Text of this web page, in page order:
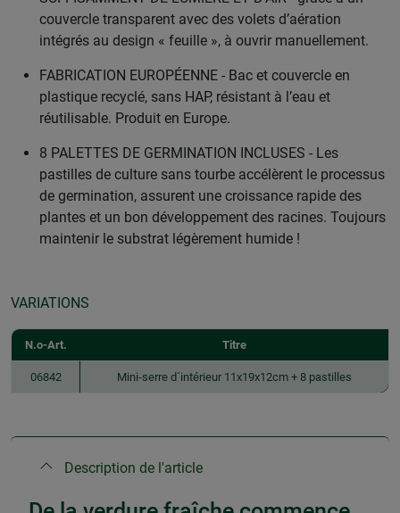
couvercle transparent avec des volets d’aération
intégrés au design « feuille », à ouvrir manuellement.
FABRICATION EUROPÉENNE - Bac et couvercle en
plastique recyclé, sans HAP, résistant à l’eau et
réutilisable. Produit en Europe.
8 PALETTES DE GERMINATION INCLUSES - Les
pastilles de culture sans tourbe accélèrent le processus
de germination, assurent une croissance rapide des
plantes et un bon développement des racines. Toujours
maintenir le substrat légèrement humide !
VARIATIONS
N.o-Art. Titre
06842 Mini-serre d´intérieur 11x19x12cm + 8 pastilles
Description de l'article